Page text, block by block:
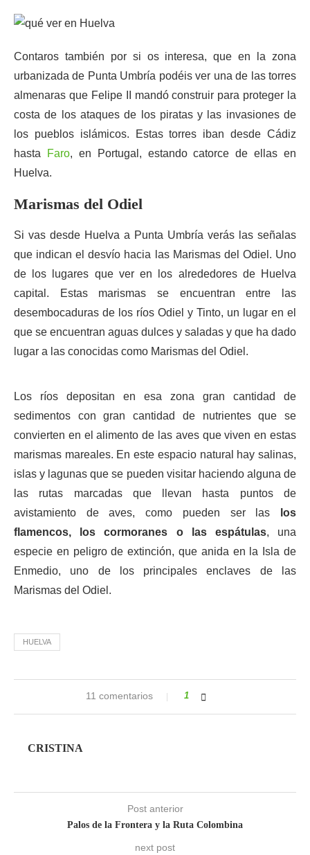
Contaros también por si os interesa, que en la zona
urbanizada de Punta Umbría podéis ver una de las torres
almenaras que Felipe II mandó construir para proteger la
costa de los ataques de los piratas y las invasiones de
los pueblos islámicos. Estas torres iban desde Cádiz
hasta
Faro, en Portugal, estando catorce de ellas en
Huelva.
Marismas del Odiel
Si vas desde Huelva a Punta Umbría verás las señalas
que indican el desvío hacia las Marismas del Odiel. Uno
de los lugares que ver en los alrededores de Huelva
capital. Estas marismas se encuentran entre las
desembocaduras de los ríos Odiel y Tinto, un lugar en el
que se encuentran aguas dulces y saladas y que ha dado
lugar a las conocidas como Marismas del Odiel.
Los ríos depositan en esa zona gran cantidad de
sedimentos con gran cantidad de nutrientes que se
convierten en el alimento de las aves que viven en estas
marismas mareales. En este espacio natural hay salinas,
islas y lagunas que se pueden visitar haciendo alguna de
las rutas marcadas que llevan hasta puntos de
avistamiento de aves, como pueden ser las
los
flamencos, los cormoranes o las espátulas, una
especie en peligro de extinción, que anida en la Isla de
Enmedio, uno de los principales enclaves de las
Marismas del Odiel.
HUELVA
11 comentarios 1
CRISTINA
Post anterior
Palos de la Frontera y la Ruta Colombina
next post